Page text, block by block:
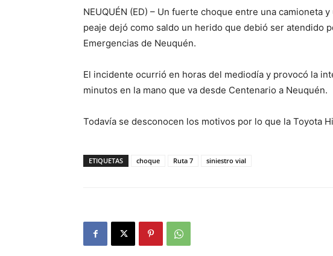
NEUQUÉN (ED) – Un fuerte choque entre una camioneta
peaje dejó como saldo un herido que debió ser atendido
Emergencias de Neuquén.
El incidente ocurrió en horas del mediodía y provocó la
minutos en la mano que va desde Centenario a Neuquén.
Todavía se desconocen los motivos por lo que la Toyota
ETIQUETAS choque Ruta 7 siniestro vial